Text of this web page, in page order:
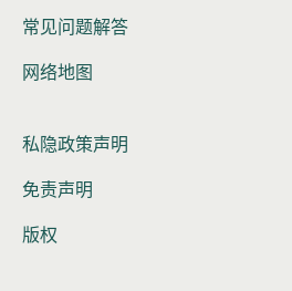
常见问题解答
网络地图
私隐政策声明
免责声明
版权